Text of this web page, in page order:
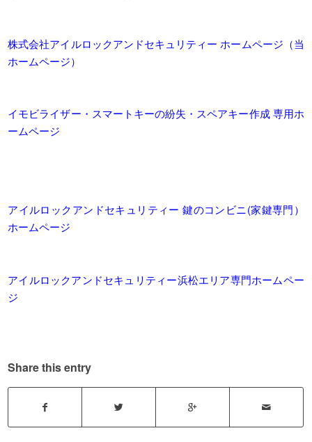
株式会社アイルロックアンドセキュリティー ホームページ（当
ホームページ）
イモビライザー・スマートキーの紛失・スペアキー作成 専用ホ
ームページ
アイルロックアンドセキュリティー 鍵のコンビニ(家鍵専門）
ホームページ
アイルロックアンドセキュリティー浜松エリア専門ホームペー
ジ
Share this entry